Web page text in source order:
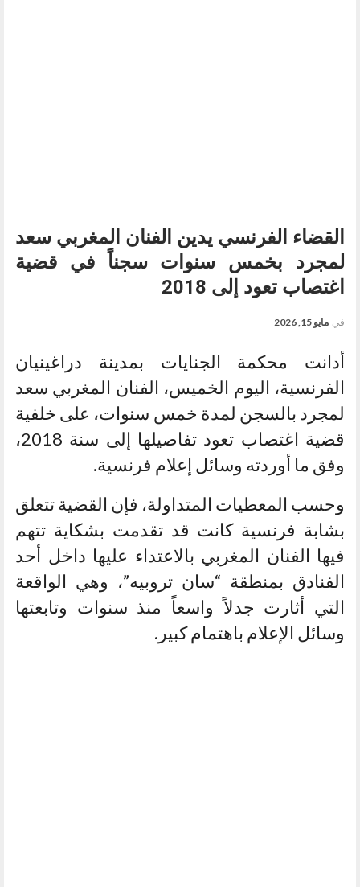
القضاء الفرنسي يدين الفنان المغربي سعد
لمجرد بخمس سنوات سجناً في قضية
اغتصاب تعود إلى 2018
في مايو 15, 2026
أدانت محكمة الجنايات بمدينة دراغينيان
الفرنسية، اليوم الخميس، الفنان المغربي سعد
لمجرد بالسجن لمدة خمس سنوات، على خلفية
قضية اغتصاب تعود تفاصيلها إلى سنة 2018،
وفق ما أوردته وسائل إعلام فرنسية.
وحسب المعطيات المتداولة، فإن القضية تتعلق
بشابة فرنسية كانت قد تقدمت بشكاية تتهم
فيها الفنان المغربي بالاعتداء عليها داخل أحد
الفنادق بمنطقة “سان تروبيه”، وهي الواقعة
التي أثارت جدلاً واسعاً منذ سنوات وتابعتها
وسائل الإعلام باهتمام كبير.